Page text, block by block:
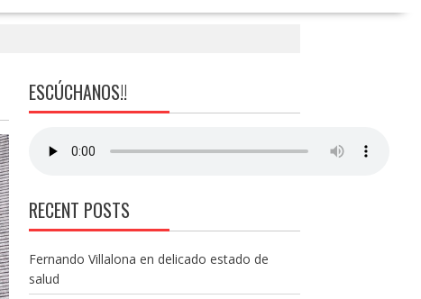
ESCÚCHANOS!!
RECENT POSTS
Fernando Villalona en delicado estado de
salud